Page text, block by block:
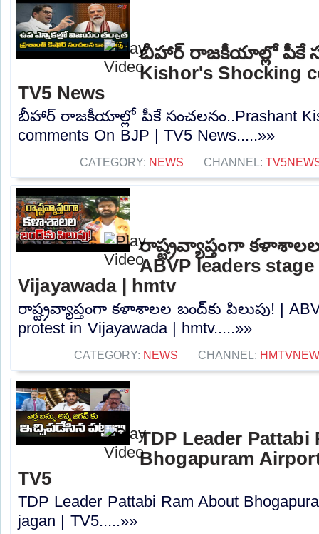
బీహార్ రాజకీయాల్లో పీకే
Kishor's Shocking
TV5 News
బీహార్ రాజకీయాల్లో పీకే సంచలనం..Prashant
comments On BJP | TV5 News.....»»
CATEGORY: NEWS CHANNEL:
రాష్ట్రవ్యాప్తంగా కళాశాలల
ABVP leaders
Vijayawada | hmtv
రాష్ట్రవ్యాప్తంగా కళాశాలల బంద్‌కు పిలుపు! |
protest in Vijayawada | hmtv.....»»
CATEGORY: NEWS CHANNEL:
TDP Leader Pattabi
Bhogapuram
TV5
TDP Leader Pattabi Ram About
jagan | TV5.....»»